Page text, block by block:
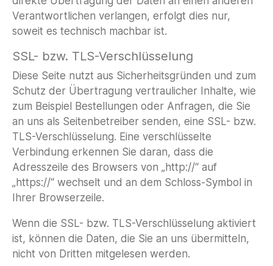
Verantwortlichen verlangen, erfolgt dies nur,
soweit es technisch machbar ist.
SSL- bzw. TLS-Verschlüsselung
Diese Seite nutzt aus Sicherheitsgründen und zum
Schutz der Übertragung vertraulicher Inhalte, wie
zum Beispiel Bestellungen oder Anfragen, die Sie
an uns als Seitenbetreiber senden, eine SSL- bzw.
TLS-Verschlüsselung. Eine verschlüsselte
Verbindung erkennen Sie daran, dass die
Adresszeile des Browsers von „http://“ auf
„https://“ wechselt und an dem Schloss-Symbol in
Ihrer Browserzeile.
Wenn die SSL- bzw. TLS-Verschlüsselung aktiviert
ist, können die Daten, die Sie an uns übermitteln,
nicht von Dritten mitgelesen werden.